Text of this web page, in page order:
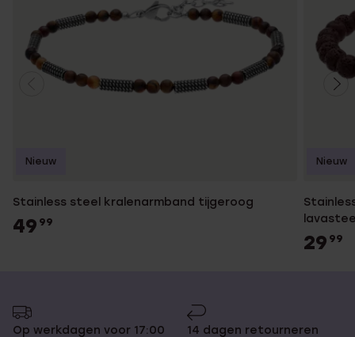
Stainless steel kralenarmband tijgeroog
49 99
Nieuw
29 99
Nieuw
Op werkdagen voor 17:00 14 dagen retourneren